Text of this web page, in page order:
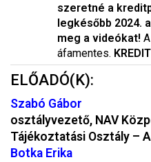
szeretné a
legkésőbb 2024.
meg a videókat!
áfamentes.
ELŐADÓ(K):
Szabó Gábor
osztályvezető, NAV
Tájékoztatási Osztály –
Botka Erika